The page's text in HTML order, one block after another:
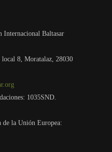
Internacional Baltasar
8, Moratalaz, 28030
1035SND.
de la Unión Europea: